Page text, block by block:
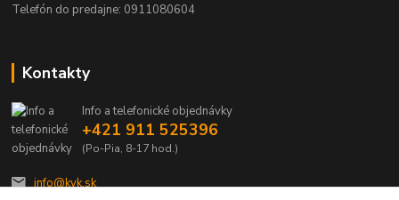
Telefón do predajne: 0911080604
Kontakty
Info a telefonické objednávky
+421 911 525396
(Po-Pia, 8-17 hod.)
info@kvk.sk